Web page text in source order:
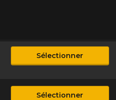
Sélectionner
Sélectionner
vous devez vérifier